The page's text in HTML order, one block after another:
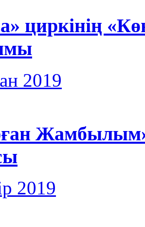
циркінің
2019
2019